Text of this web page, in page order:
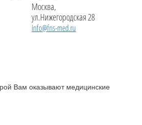
Москва,
ул.Нижегородская 28
info@fns-med.ru
Вам оказывают медицинские